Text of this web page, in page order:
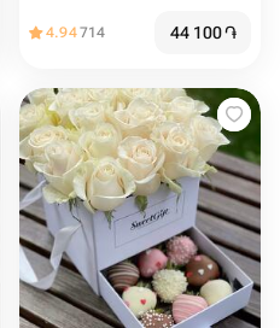
4.94714 44 100֏